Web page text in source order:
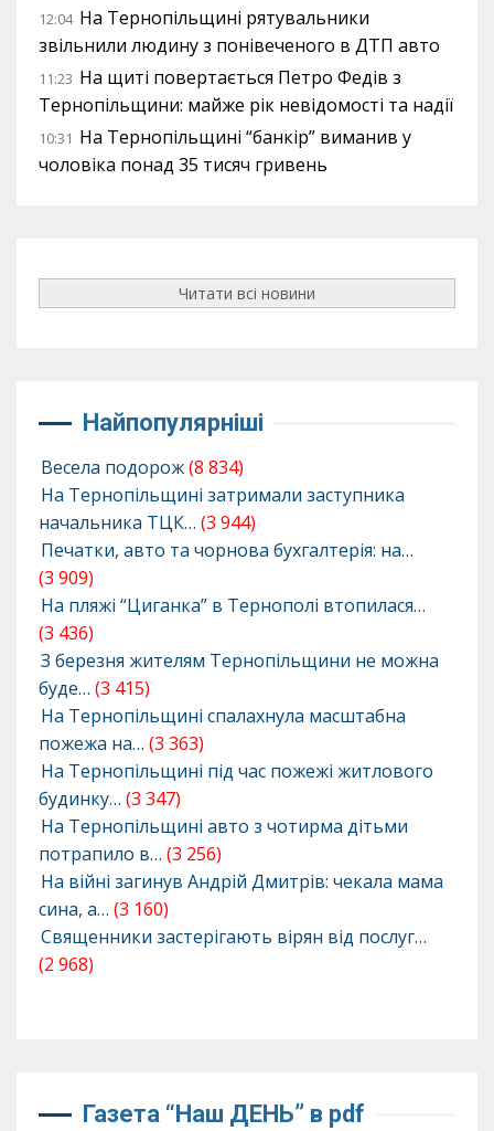
12:04 На Тернопільщині рятувальники
звільнили людину з понівеченого в ДТП авто
11:23 На щиті повертається Петро Федів з
Тернопільщини: майже рік невідомості та надії
10:31 На Тернопільщині “банкір” виманив у
чоловіка понад 35 тисяч гривень
Читати всі новини
Найпопулярніші
Весела подорож(8 834)
На Тернопільщині затримали заступника
начальника ТЦК… (3 944)
Печатки, авто та чорнова бухгалтерія: на…
(3 909)
На пляжі “Циганка” в Тернополі втопилася…
(3 436)
З березня жителям Тернопільщини не можна
буде… (3 415)
На Тернопільщині спалахнула масштабна
пожежа на… (3 363)
На Тернопільщині під час пожежі житлового
будинку… (3 347)
На Тернопільщині авто з чотирма дітьми
потрапило в… (3 256)
На війні загинув Андрій Дмитрів: чекала мама
сина, а… (3 160)
Священники застерігають вірян від послуг…
(2 968)
Газета “Наш ДЕНЬ” в pdf